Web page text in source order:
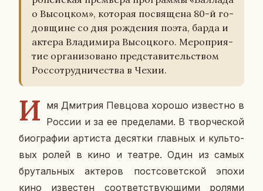
о Вы­соц­ком», ко­то­рая по­свя­ще­на 80-й го­
дов­щине со дня рож­де­ния поэта, барда и
актера Вла­ди­ми­ра Вы­соц­ко­го. Ме­ро­при­я­
тие ор­га­ни­зо­ва­но пред­ста­ви­тель­ством
Рос­со­труд­ни­че­ства в Чехии.
И мя Дмит­рия Пев­цо­ва хорошо из­вест­но в
России и за ее пре­де­ла­ми. В твор­че­ской
био­гра­фии ар­ти­ста де­сят­ки глав­ных и куль­то­
вых ролей в кино и театре. Один из самых
бру­таль­ных ак­те­ров пост­со­вет­ской эпохи
кино из­ве­стен со­от­вет­ству­ю­щи­ми ролями